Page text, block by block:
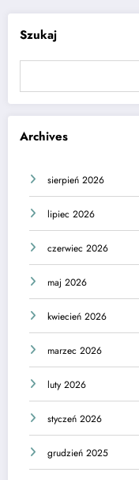
Szukaj
Archives
sierpień 2026
lipiec 2026
czerwiec 2026
maj 2026
kwiecień 2026
marzec 2026
luty 2026
styczeń 2026
grudzień 2025